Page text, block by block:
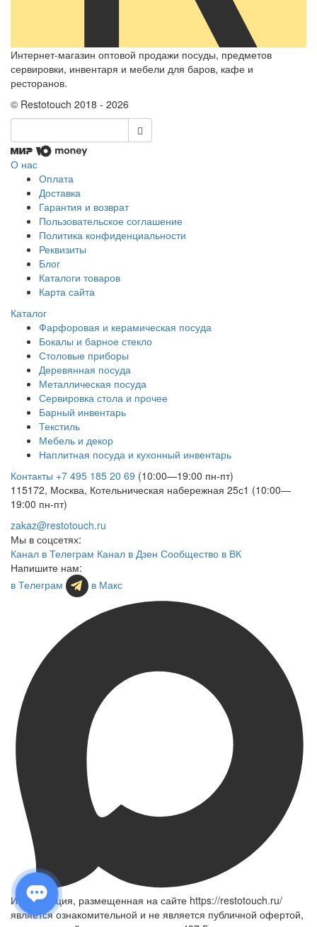
Интернет-магазин оптовой продажи посуды, предметов
сервировки, инвентаря и мебели для баров, кафе и
ресторанов.
© Restotouch 2018 - 2026
О нас
Оплата
Доставка
Гарантия и возврат
Пользовательское соглашение
Политика конфиденциальности
Реквизиты
Блог
Каталоги товаров
Карта сайта
Каталог
Фарфоровая и керамическая посуда
Бокалы и барное стекло
Столовые приборы
Деревянная посуда
Металлическая посуда
Сервировка стола и прочее
Барный инвентарь
Текстиль
Мебель и декор
Наплитная посуда и кухонный инвентарь
Контакты +7 495 185 20 69 (10:00—19:00 пн-пт)
115172, Москва, Котельническая набережная 25с1 (10:00—
19:00 пн-пт)
zakaz@restotouch.ru
Мы в соцсетях:
Канал в Телеграм Канал в Дзен Сообщество в ВК
Напишите нам:
в Телеграм
в Макс
Информация, размещенная на сайте https://restotouch.ru/
является ознакомительной и не является публичной офертой,